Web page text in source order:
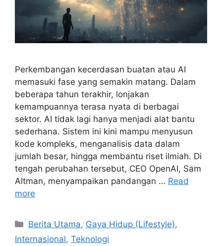
Perkembangan kecerdasan buatan atau AI
memasuki fase yang semakin matang. Dalam
beberapa tahun terakhir, lonjakan
kemampuannya terasa nyata di berbagai
sektor. AI tidak lagi hanya menjadi alat bantu
sederhana. Sistem ini kini mampu menyusun
kode kompleks, menganalisis data dalam
jumlah besar, hingga membantu riset ilmiah. Di
tengah perubahan tersebut, CEO OpenAI, Sam
Altman, menyampaikan pandangan … Read
more
Categories
Berita Utama, Gaya Hidup (Lifestyle),
Internasional, Teknologi